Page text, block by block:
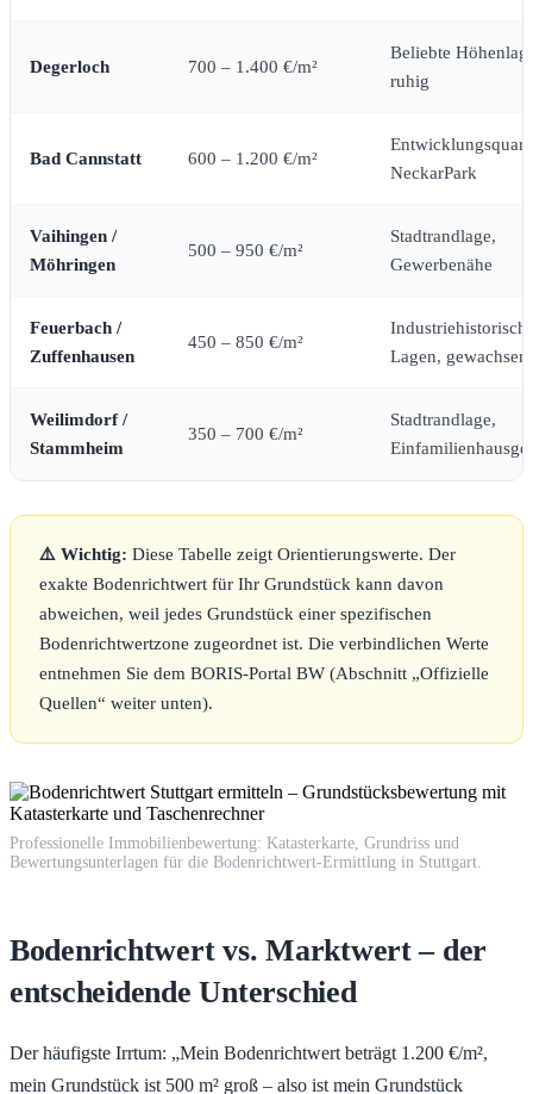
Degerloch 700 – 1.400 €/m²
Beliebte
ruhig
Bad Cannstatt 600 – 1.200 €/m²
NeckarPark
Vaihingen /
Möhringen
500 – 950 €/m²
Stadtrandlage,
Gewerbenähe
Feuerbach /
Zuffenhausen
450 – 850 €/m²
Lagen, gewachsen
Weilimdorf /
Stammheim
350 – 700 €/m²
Stadtrandlage,
⚠️ Wichtig: Diese Tabelle zeigt Orientierungswerte. Der
exakte Bodenrichtwert für Ihr Grundstück kann davon
abweichen, weil jedes Grundstück einer spezifischen
Bodenrichtwertzone zugeordnet ist. Die verbindlichen Werte
entnehmen Sie dem BORIS-Portal BW (Abschnitt „Offizielle
Quellen“ weiter unten).
Professionelle Immobilienbewertung: Katasterkarte, Grundriss und
Bewertungsunterlagen für die Bodenrichtwert-Ermittlung in Stuttgart.
Bodenrichtwert vs. Marktwert – der
entscheidende Unterschied
Der häufigste Irrtum: „Mein Bodenrichtwert beträgt 1.200 €/m²,
mein Grundstück ist 500 m² groß – also ist mein Grundstück